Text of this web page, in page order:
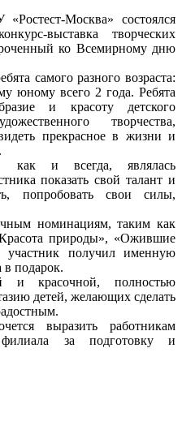
Москва» состоялся
выставка творческих
ко Всемирному дню
самого разного возраста:
юному всего 2 года. Ребята
и красоту детского
творчества,
прекрасное в жизни и
как и всегда, являлась
показать свой талант и
попробовать свои силы,
номинациям, таким как
природы», «Ожившие
получил именную
в подарок.
и красочной, полностью
детей, желающих сделать
выразить работникам
за подготовку и